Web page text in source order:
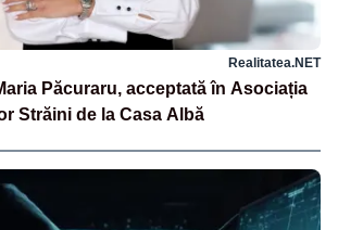
Realitatea.NET
Păcuraru, acceptată în Asociația
Străini de la Casa Albă